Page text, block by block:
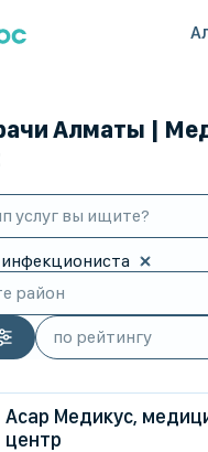
Алматы |
услуг вы ищите?
район
Асар Медикус,
центр